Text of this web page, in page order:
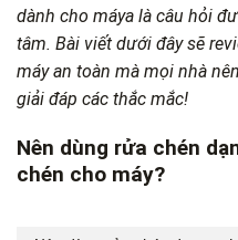
dành cho máya là câu hỏi
tâm. Bài viết dưới đây sẽ
máy an toàn mà mọi nhà
giải đáp các thắc mắc!
Nên dùng rửa chén
chén cho máy?